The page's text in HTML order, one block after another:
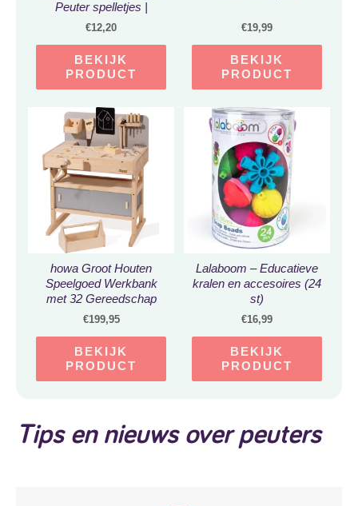
Peuter spelletjes |
Kaartspel | Vind het Paar
matches | Memory voor
kinderen vanaf 3 jaar
€12,20
BEKIJK
PRODUCT
€19,99
BEKIJK
PRODUCT
howa Groot Houten
Speelgoed Werkbank
met 32 Gereedschap
4900
€199,95
BEKIJK
PRODUCT
Lalaboom – Educatieve
kralen en accesoires (24
st)
€16,99
BEKIJK
PRODUCT
Tips en nieuws over peuters